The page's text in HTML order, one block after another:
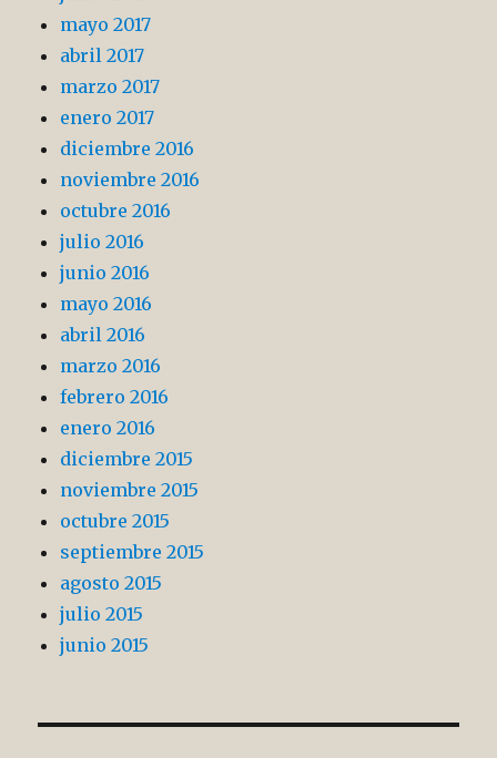
mayo 2017
abril 2017
marzo 2017
enero 2017
diciembre 2016
noviembre 2016
octubre 2016
julio 2016
junio 2016
mayo 2016
abril 2016
marzo 2016
febrero 2016
enero 2016
diciembre 2015
noviembre 2015
octubre 2015
septiembre 2015
agosto 2015
julio 2015
junio 2015